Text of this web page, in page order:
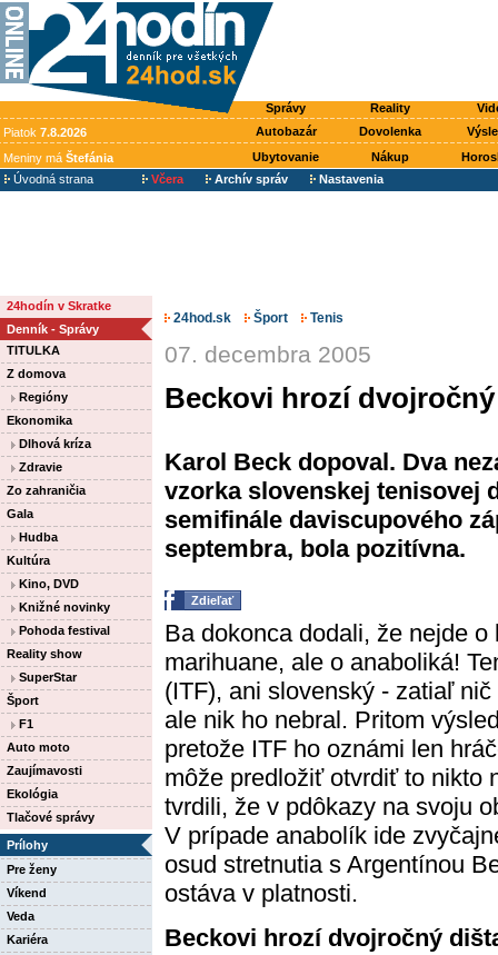
Správy Reality
Piatok 7.8.2026 Autobazár Dovolenka
Meniny má Štefánia Ubytovanie Nákup
Úvodná strana
Včera Archív správ Nastavenia
24hodín v Skratke
Denník - Správy
TITULKA
Z domova
Regióny
Ekonomika
Dlhová kríza
Zdravie
Zo zahraničia
Gala
Hudba
Kultúra
Kino, DVD
Knižné novinky
Pohoda festival
Reality show
SuperStar
Šport
F1
Auto moto
Zaujímavosti
Ekológia
Tlačové správy
Prílohy
Pre ženy
Víkend
Veda
Kariéra
24hod.sk Šport Tenis
07. decembra 2005
Beckovi hrozí
Karol Beck dopoval. Dva
vzorka slovenskej tenisovej
semifinále daviscupového
septembra, bola pozitívna.
Zdieľať
Ba dokonca dodali, že nejde
marihuane, ale o anaboliká!
(ITF), ani slovenský - zatiaľ
ale nik ho nebral. Pritom
pretože ITF ho oznámi len
môže predložiť otvrdiť to nikto
tvrdili, že v pdôkazy na svoju
V prípade anabolík ide
osud stretnutia s Argentínou
ostáva v platnosti.
Beckovi hrozí dvojročný